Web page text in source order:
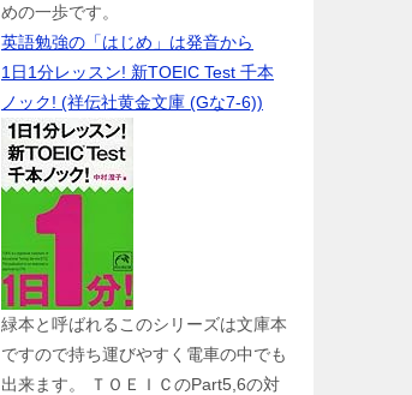
めの一歩です。
英語勉強の「はじめ」は発音から
1日1分レッスン! 新TOEIC Test 千本
ノック! (祥伝社黄金文庫 (Gな7-6))
緑本と呼ばれるこのシリーズは文庫本
ですので持ち運びやすく電車の中でも
出来ます。 ＴＯＥＩＣのPart5,6の対